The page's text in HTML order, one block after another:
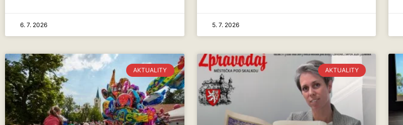
6. 7. 2026 5. 7. 2026
AKTUALITY AKTUALITY